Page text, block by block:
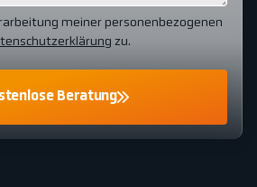
meiner personenbezogenen
zu.
Beratung